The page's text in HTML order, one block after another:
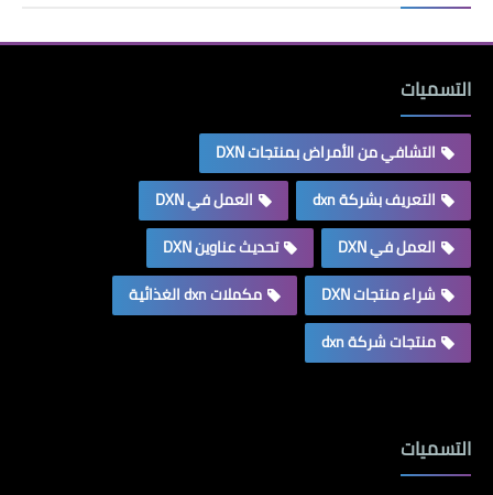
التسميات
التشافي من الأمراض بمنتجات DXN
التعريف بشركة dxn
العمل في DXN
العمل في DXN
تحديث عناوين DXN
شراء منتجات DXN
مكملات dxn الغذائية
منتجات شركة dxn
التسميات